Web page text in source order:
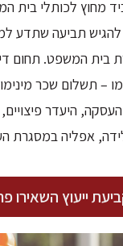
מחוץ לכותלי בית
תביעה שתדע
בית המשפט. תחום
– תשלום שכר
היעדר
אפליה במסגרת
ייעוץ השאירו